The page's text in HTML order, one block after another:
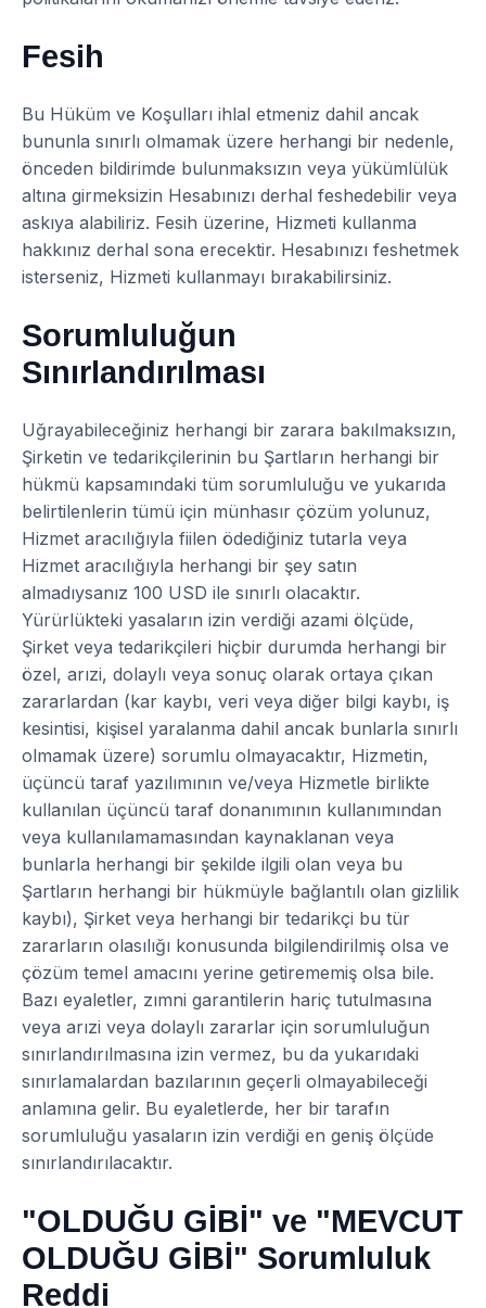
Fesih
Bu Hüküm ve Koşulları ihlal etmeniz dahil ancak
bununla sınırlı olmamak üzere herhangi bir nedenle,
önceden bildirimde bulunmaksızın veya yükümlülük
altına girmeksizin Hesabınızı derhal feshedebilir veya
askıya alabiliriz. Fesih üzerine, Hizmeti kullanma
hakkınız derhal sona erecektir. Hesabınızı feshetmek
isterseniz, Hizmeti kullanmayı bırakabilirsiniz.
Sorumluluğun
Sınırlandırılması
Uğrayabileceğiniz herhangi bir zarara bakılmaksızın,
Şirketin ve tedarikçilerinin bu Şartların herhangi bir
hükmü kapsamındaki tüm sorumluluğu ve yukarıda
belirtilenlerin tümü için münhasır çözüm yolunuz,
Hizmet aracılığıyla fiilen ödediğiniz tutarla veya
Hizmet aracılığıyla herhangi bir şey satın
almadıysanız 100 USD ile sınırlı olacaktır.
Yürürlükteki yasaların izin verdiği azami ölçüde,
Şirket veya tedarikçileri hiçbir durumda herhangi bir
özel, arızi, dolaylı veya sonuç olarak ortaya çıkan
zararlardan (kar kaybı, veri veya diğer bilgi kaybı, iş
kesintisi, kişisel yaralanma dahil ancak bunlarla sınırlı
olmamak üzere) sorumlu olmayacaktır, Hizmetin,
üçüncü taraf yazılımının ve/veya Hizmetle birlikte
kullanılan üçüncü taraf donanımının kullanımından
veya kullanılamamasından kaynaklanan veya
bunlarla herhangi bir şekilde ilgili olan veya bu
Şartların herhangi bir hükmüyle bağlantılı olan gizlilik
kaybı), Şirket veya herhangi bir tedarikçi bu tür
zararların olasılığı konusunda bilgilendirilmiş olsa ve
çözüm temel amacını yerine getirememiş olsa bile.
Bazı eyaletler, zımni garantilerin hariç tutulmasına
veya arızi veya dolaylı zararlar için sorumluluğun
sınırlandırılmasına izin vermez, bu da yukarıdaki
sınırlamalardan bazılarının geçerli olmayabileceği
anlamına gelir. Bu eyaletlerde, her bir tarafın
sorumluluğu yasaların izin verdiği en geniş ölçüde
sınırlandırılacaktır.
"OLDUĞU GİBİ" ve "MEVCUT
OLDUĞU GİBİ" Sorumluluk
Reddi